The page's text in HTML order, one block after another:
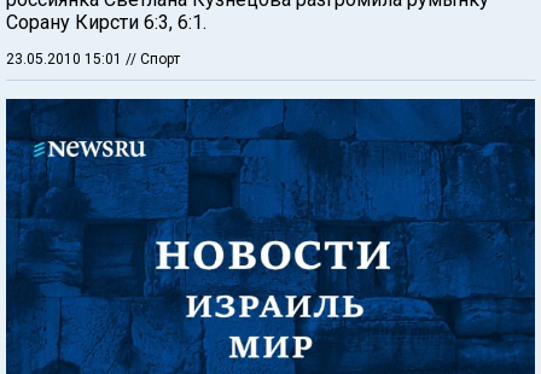
Сорану Кирсти 6:3, 6:1.
23.05.2010 15:01 // Спорт